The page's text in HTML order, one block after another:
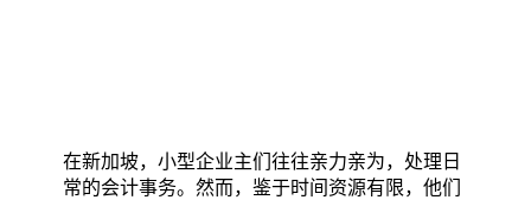
在新加坡，小型企业主们往往亲力亲为，处理日
常的会计事务。然而，鉴于时间资源有限，他们